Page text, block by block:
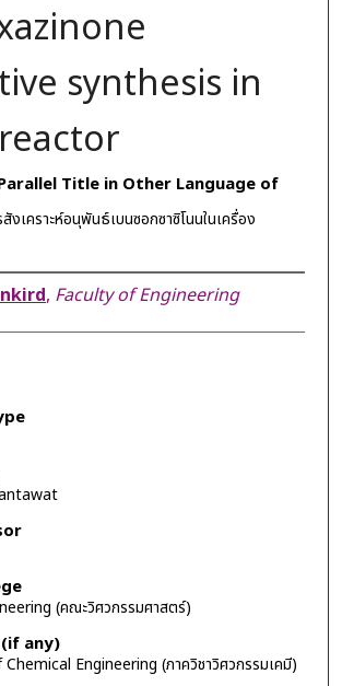
synthesis in
Title in Other Language of
งเคราะห์อนุพันธ์เบนซอกซาซิโนนในเครื่อง
, Faculty of Engineering
(คณะวิศวกรรมศาสตร์)
any)
Engineering (ภาควิชาวิศวกรรมเคมี)